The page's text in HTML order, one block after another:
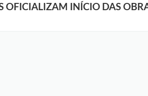
OFICIALIZAM INÍCIO DAS